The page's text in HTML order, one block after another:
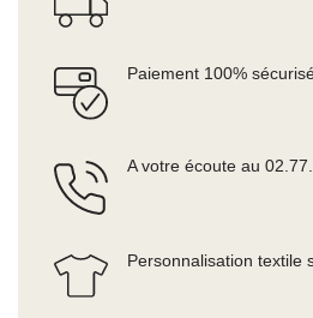
Paiement 100%
A votre écoute au
Personnalisation textile